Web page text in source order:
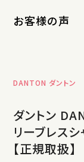
お客様の声
DANTON ダントン
ダントン
リーブレス
【正規取扱】